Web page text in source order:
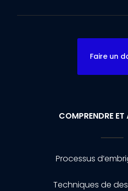
Faire un
COMPRENDRE ET
Processus
Techniques de